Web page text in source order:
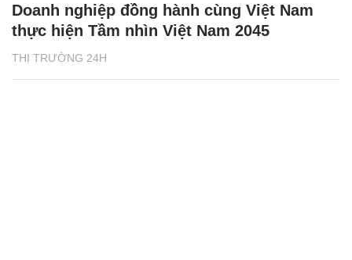
THỊ TRƯỜNG 24H
Doanh nghiệp đồng hành cùng Việt Nam
thực hiện Tầm nhìn Việt Nam 2045